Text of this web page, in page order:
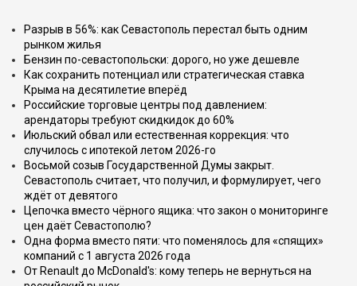
Разрыв в 56%: как Севастополь перестал быть одним
рынком жилья
Бензин по-севастопольски: дорого, но уже дешевле
Как сохранить потенциал или стратегическая ставка
Крыма на десятилетие вперёд
Российские торговые центры под давлением:
арендаторы требуют скидкидок до 60%
Июльский обвал или естественная коррекция: что
случилось с ипотекой летом 2026-го
Восьмой созыв Государственной Думы закрыт.
Севастополь считает, что получил, и формулирует, чего
ждёт от девятого
Цепочка вместо чёрного ящика: что закон о мониторинге
цен даёт Севастополю?
Одна форма вместо пяти: что поменялось для «спящих»
компаний с 1 августа 2026 года
От Renault до McDonald's: кому теперь не вернуться на